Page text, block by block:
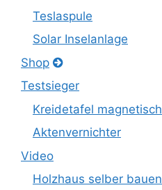
Teslaspule
Solar Inselanlage
Shop
Testsieger
Kreidetafel magnetisch
Aktenvernichter
Video
Holzhaus selber bauen